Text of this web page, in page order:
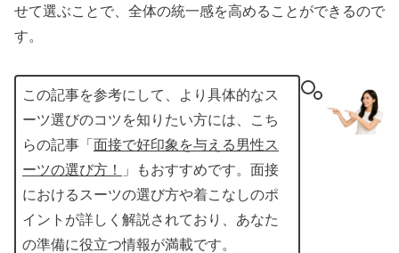
せて選ぶことで、全体の統一感を高めることができるので
す。
この記事を参考にして、より具体的なス
ーツ選びのコツを知りたい方には、こち
らの記事「 面接で好印象を与える男性ス
ーツの選び方！
」もおすすめです。面接
におけるスーツの選び方や着こなしのポ
イントが詳しく解説されており、あなた
の準備に役立つ情報が満載です。